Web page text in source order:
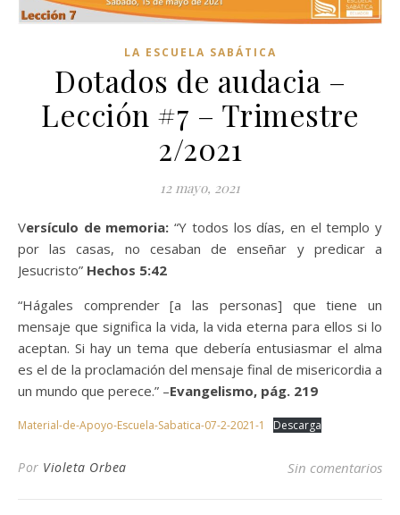
LA ESCUELA SABÁTICA
Dotados de audacia –
Lección #7 – Trimestre
2/2021
12 mayo, 2021
Versículo de memoria:“Y todos los días, en el templo y
por las casas, no cesaban de enseñar y predicar a
Jesucristo” Hechos 5:42
“Hágales comprender [a las personas] que tiene un
mensaje que significa la vida, la vida eterna para ellos si lo
aceptan. Si hay un tema que debería entusiasmar el alma
es el de la proclamación del mensaje final de misericordia a
un mundo que perece.” –Evangelismo, pág. 219
Material-de-Apoyo-Escuela-Sabatica-07-2-2021-1 Descarga
Por Violeta Orbea Sin comentarios